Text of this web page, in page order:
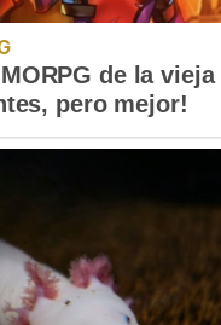
de la
pero mejor!